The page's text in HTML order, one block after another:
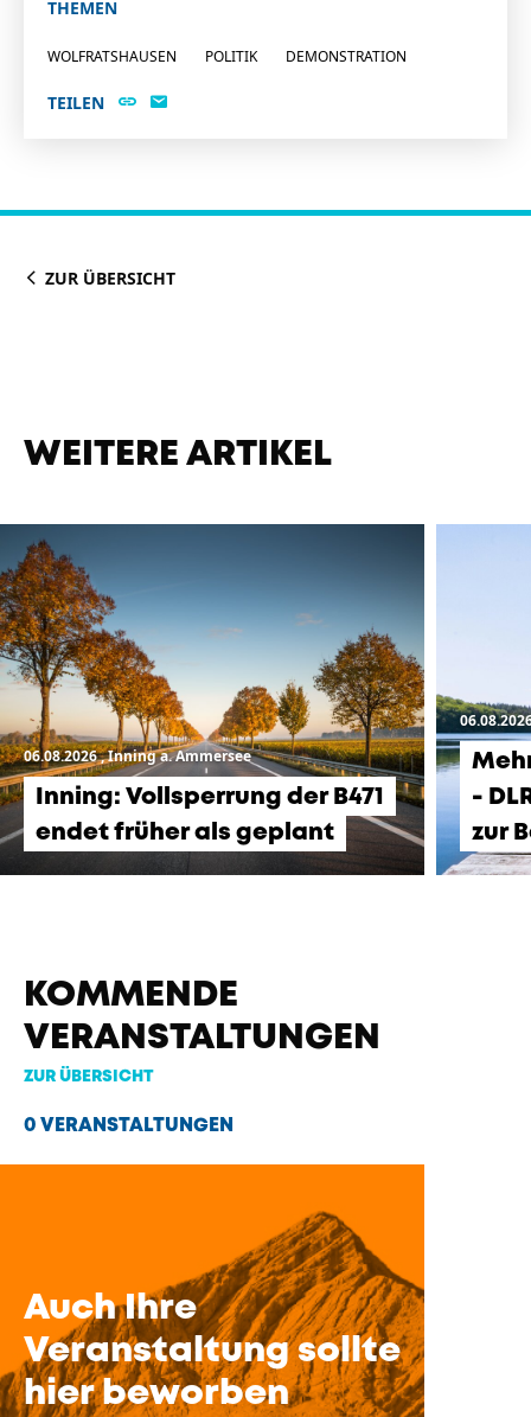
THEMEN
WOLFRATSHAUSEN POLITIK DEMONSTRATION
TEILEN
ZUR ÜBERSICHT
WEITERE ARTIKEL
06.08.2026, Inning a. Ammersee
Inning: Vollsperrung der B471
endet früher als geplant
-
zur
KOMMENDE
VERANSTALTUNGEN
ZUR ÜBERSICHT
0 VERANSTALTUNGEN
Auch Ihre
Veranstaltung sollte
hier beworben